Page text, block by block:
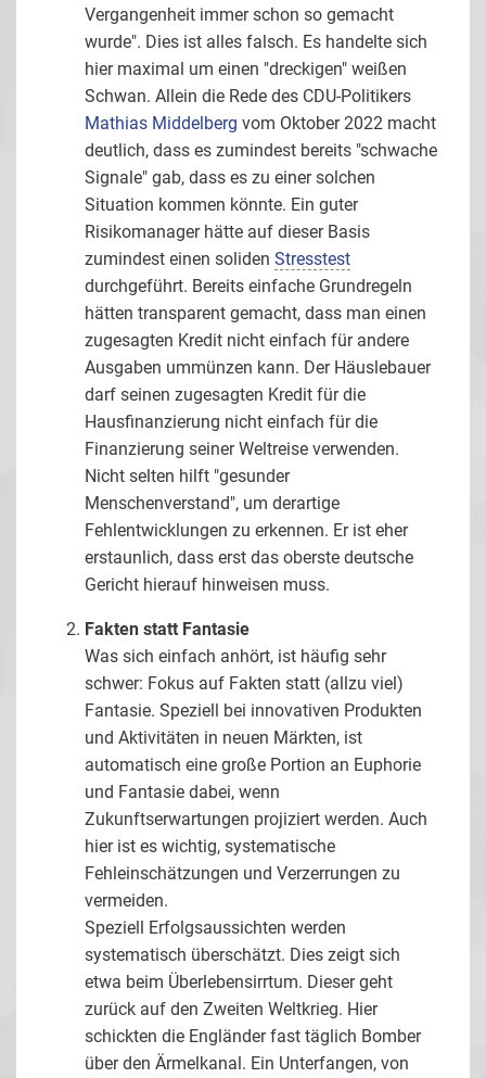
Vergangenheit immer schon so gemacht
wurde". Dies ist alles falsch. Es handelte sich
hier maximal um einen "dreckigen" weißen
Schwan. Allein die Rede des CDU-Politikers
Mathias Middelberg vom Oktober 2022 macht
deutlich, dass es zumindest bereits "schwache
Signale" gab, dass es zu einer solchen
Situation kommen könnte. Ein guter
Risikomanager hätte auf dieser Basis
zumindest einen soliden Stresstest
durchgeführt. Bereits einfache Grundregeln
hätten transparent gemacht, dass man einen
zugesagten Kredit nicht einfach für andere
Ausgaben ummünzen kann. Der Häuslebauer
darf seinen zugesagten Kredit für die
Hausfinanzierung nicht einfach für die
Finanzierung seiner Weltreise verwenden.
Nicht selten hilft "gesunder
Menschenverstand", um derartige
Fehlentwicklungen zu erkennen. Er ist eher
erstaunlich, dass erst das oberste deutsche
Gericht hierauf hinweisen muss.
Fakten statt Fantasie
Was sich einfach anhört, ist häufig sehr
schwer: Fokus auf Fakten statt (allzu viel)
Fantasie. Speziell bei innovativen Produkten
und Aktivitäten in neuen Märkten, ist
automatisch eine große Portion an Euphorie
und Fantasie dabei, wenn
Zukunftserwartungen projiziert werden. Auch
hier ist es wichtig, systematische
Fehleinschätzungen und Verzerrungen zu
vermeiden.
Speziell Erfolgsaussichten werden
systematisch überschätzt. Dies zeigt sich
etwa beim Überlebensirrtum. Dieser geht
zurück auf den Zweiten Weltkrieg. Hier
schickten die Engländer fast täglich Bomber
über den Ärmelkanal. Ein Unterfangen, von